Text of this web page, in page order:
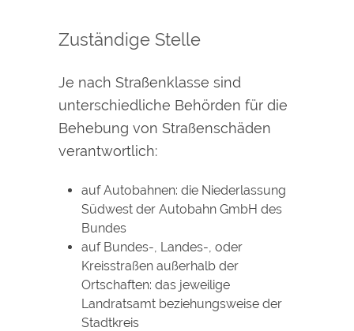
Zuständige Stelle
Je nach Straßenklasse sind
unterschiedliche Behörden für die
Behebung von Straßenschäden
verantwortlich:
auf Autobahnen: die Niederlassung
Südwest der Autobahn GmbH des
Bundes
auf Bundes-, Landes-, oder
Kreisstraßen außerhalb der
Ortschaften: das jeweilige
Landratsamt beziehungsweise der
Stadtkreis